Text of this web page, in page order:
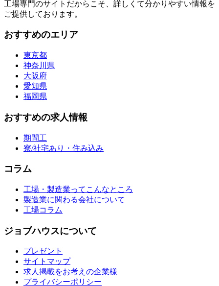
工場専門のサイトだからこそ、詳しくて分かりやすい情報を
ご提供しております。
おすすめのエリア
東京都
神奈川県
大阪府
愛知県
福岡県
おすすめの求人情報
期間工
寮/社宅あり・住み込み
コラム
工場・製造業ってこんなところ
製造業に関わる会社について
工場コラム
ジョブハウスについて
プレゼント
サイトマップ
求人掲載をお考えの企業様
プライバシーポリシー